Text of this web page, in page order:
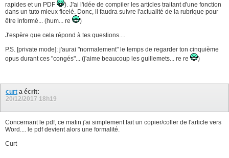
rapides et un PDF
). J'ai l'idée de compiler les articles traitant d'une fonction
dans un tuto mieux ficelé. Donc, il faudra suivre l'actualité de la rubrique pour
être informé... (hum... re
)
J'espère que cela répond à tes questions....
P.S. [private mode]: j'aurai "normalement" le temps de regarder ton cinquième
opus durant ces "congés"... (j'aime beaucoup les guillemets... re re
)
curt a écrit:
20/12/2017 18h19
Concernant le pdf, ce matin j'ai simplement fait un copier/coller de l'article vers
Word.... le pdf devient alors une formalité.
Curt